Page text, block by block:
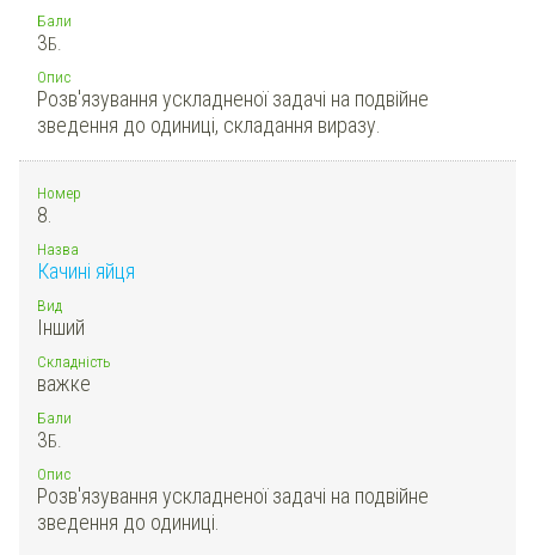
Бали
3Б.
Опис
Розв'язування ускладненої задачі на подвійне
зведення до одиниці, складання виразу.
Номер
8.
Назва
Качині яйця
Вид
Інший
Складність
важке
Бали
3Б.
Опис
Розв'язування ускладненої задачі на подвійне
зведення до одиниці.